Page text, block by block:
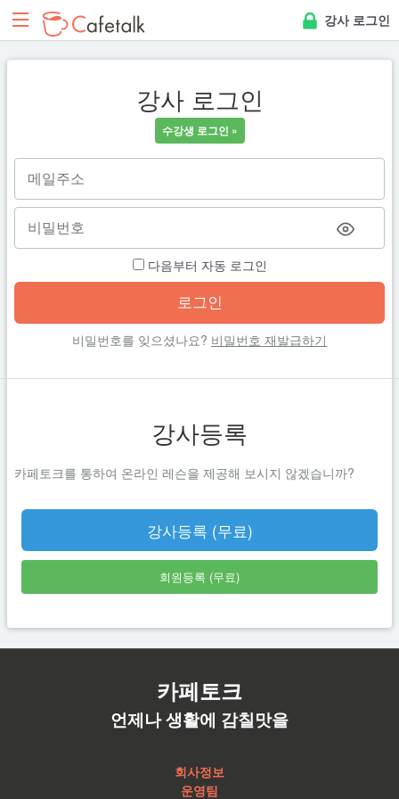
강사 로그인
강사 로그인
수강생 로그인 »
다음부터 자동 로그인
비밀번호를 잊으셨나요? 비밀번호 재발급하기
강사등록
카페토크를 통하여 온라인 레슨을 제공해 보시지 않겠습니까?
강사등록 (무료)
회원등록 (무료)
카페토크
언제나 생활에 감칠맛을
회사정보
운영팀